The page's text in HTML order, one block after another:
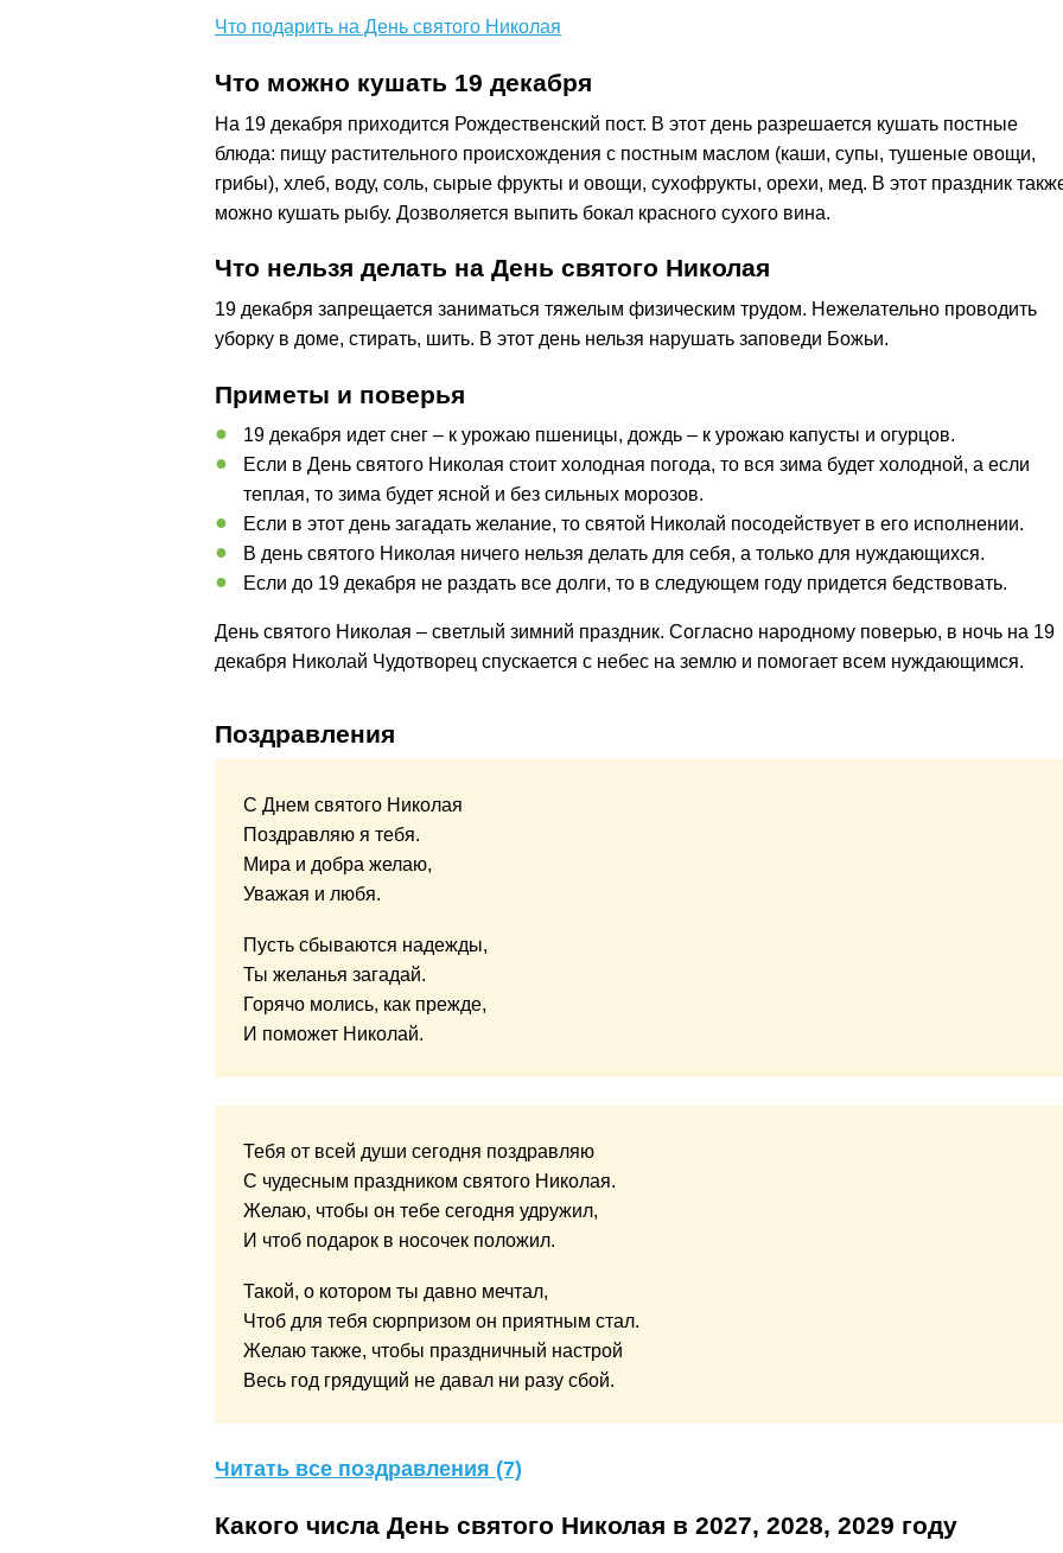
Что подарить на День святого Николая
Что можно кушать 19 декабря
На 19 декабря приходится Рождественский пост. В этот день разрешается кушать постные
блюда: пищу растительного происхождения с постным маслом (каши, супы, тушеные овощи,
грибы), хлеб, воду, соль, сырые фрукты и овощи, сухофрукты, орехи, мед. В этот праздник
можно кушать рыбу. Дозволяется выпить бокал красного сухого вина.
Что нельзя делать на День святого Николая
19 декабря запрещается заниматься тяжелым физическим трудом. Нежелательно проводить
уборку в доме, стирать, шить. В этот день нельзя нарушать заповеди Божьи.
Приметы и поверья
19 декабря идет снег – к урожаю пшеницы, дождь – к урожаю капусты и огурцов.
Если в День святого Николая стоит холодная погода, то вся зима будет холодной, а если
теплая, то зима будет ясной и без сильных морозов.
Если в этот день загадать желание, то святой Николай посодействует в его исполнении.
В день святого Николая ничего нельзя делать для себя, а только для нуждающихся.
Если до 19 декабря не раздать все долги, то в следующем году придется бедствовать.
День святого Николая – светлый зимний праздник. Согласно народному поверью, в ночь на 19
декабря Николай Чудотворец спускается с небес на землю и помогает всем нуждающимся.
Поздравления
С Днем святого Николая
Поздравляю я тебя.
Мира и добра желаю,
Уважая и любя.
Пусть сбываются надежды,
Ты желанья загадай.
Горячо молись, как прежде,
И поможет Николай.
Тебя от всей души сегодня поздравляю
С чудесным праздником святого Николая.
Желаю, чтобы он тебе сегодня удружил,
И чтоб подарок в носочек положил.
Такой, о котором ты давно мечтал,
Чтоб для тебя сюрпризом он приятным стал.
Желаю также, чтобы праздничный настрой
Весь год грядущий не давал ни разу сбой.
Читать все поздравления (7)
Какого числа День святого Николая в 2027, 2028, 2029 году